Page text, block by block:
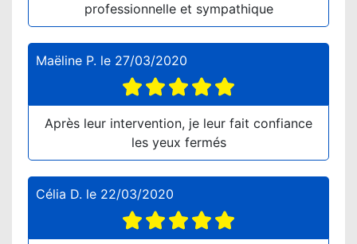
professionnelle et sympathique
Maëline P. le 27/03/2020
Après leur intervention, je leur fait confiance
les yeux fermés
Célia D. le 22/03/2020